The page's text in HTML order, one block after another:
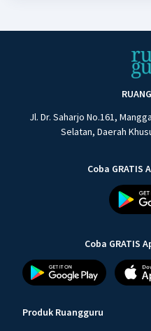
Jl. Dr. Saharjo No.161,
Selatan, Daerah
Coba GRATIS
Coba GRATIS
Produk Ruangguru